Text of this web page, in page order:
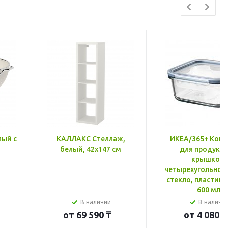
с
КАЛЛАКС Стеллаж,
белый, 42x147 см
В наличии
от 69 590 ₸
ИКЕА/365+
для
крышкой,
стекло, пластик
600 мл
В
от 4 080 ₸